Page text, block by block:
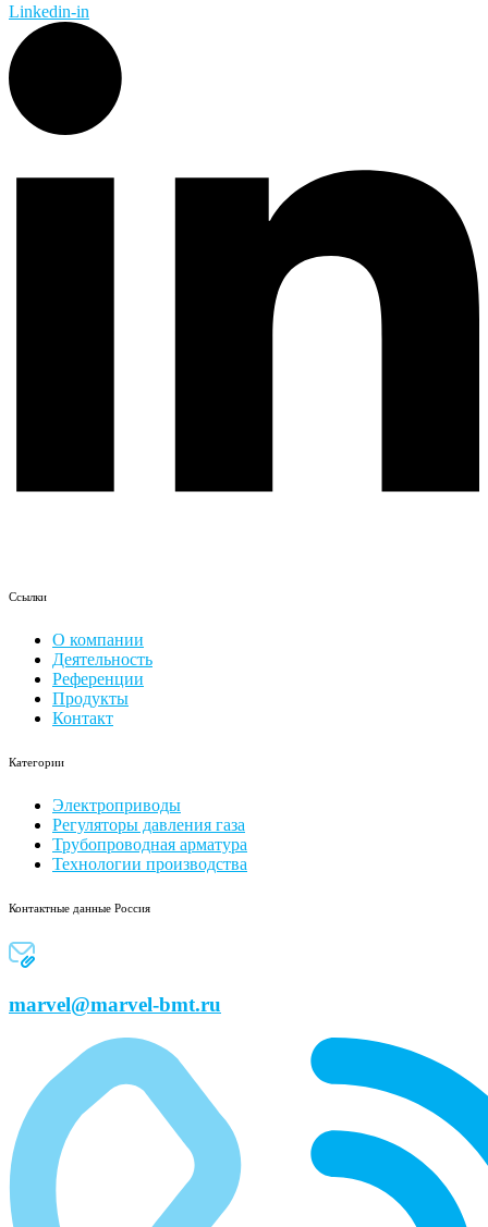
Linkedin-in
Ссылки
О компании
Деятельность
Референции
Продукты
Контакт
Категории
Электроприводы
Регуляторы давления газа
Трубопроводная арматура
Технологии производства
Контактные данные Россия
marvel@marvel-bmt.ru